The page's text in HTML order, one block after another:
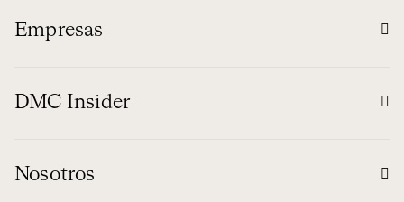
Empresas
DMC Insider
Nosotros